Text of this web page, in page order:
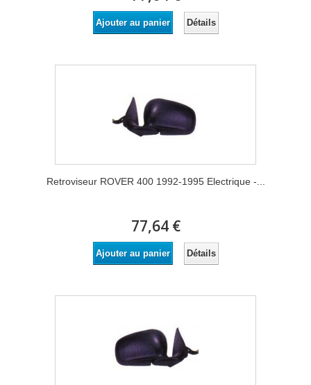
Ajouter au panier Détails
Retroviseur ROVER 400 1992-1995 Electrique -...
77,64 €
Ajouter au panier Détails